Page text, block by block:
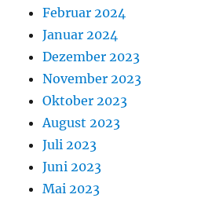
Februar 2024
Januar 2024
Dezember 2023
November 2023
Oktober 2023
August 2023
Juli 2023
Juni 2023
Mai 2023